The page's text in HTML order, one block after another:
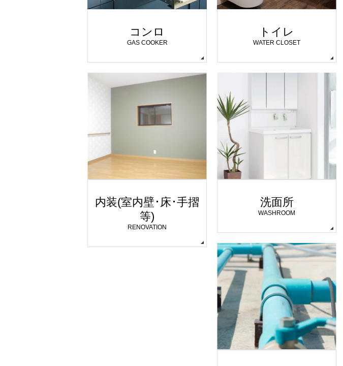
コンロ
GAS COOKER
トイレ
WATER CLOSET
内装(室内壁･床･手摺
等)
RENOVATION
洗面所
WASHROOM